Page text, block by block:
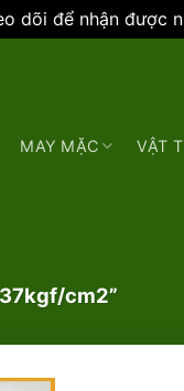
dõi để nhận được
MAY MẶC VẬT
cm2”